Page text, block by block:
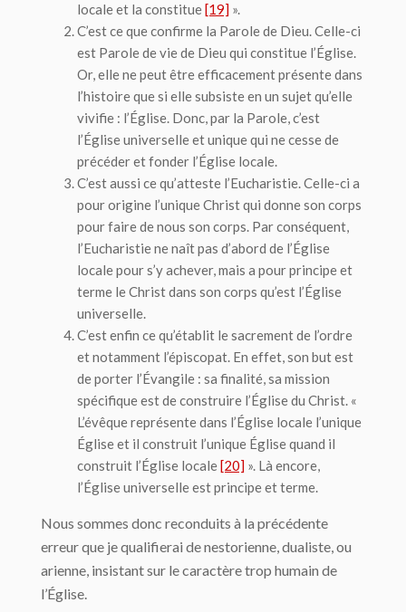
locale et la constitue[19] ».
C’est ce que confirme la Parole de Dieu. Celle-ci
est Parole de vie de Dieu qui constitue l’Église.
Or, elle ne peut être efficacement présente dans
l’histoire que si elle subsiste en un sujet qu’elle
vivifie : l’Église. Donc, par la Parole, c’est
l’Église universelle et unique qui ne cesse de
précéder et fonder l’Église locale.
C’est aussi ce qu’atteste l’Eucharistie. Celle-ci a
pour origine l’unique Christ qui donne son corps
pour faire de nous son corps. Par conséquent,
l’Eucharistie ne naît pas d’abord de l’Église
locale pour s’y achever, mais a pour principe et
terme le Christ dans son corps qu’est l’Église
universelle.
C’est enfin ce qu’établit le sacrement de l’ordre
et notamment l’épiscopat. En effet, son but est
de porter l’Évangile : sa finalité, sa mission
spécifique est de construire l’Église du Christ. «
L’évêque représente dans l’Église locale l’unique
Église et il construit l’unique Église quand il
construit l’Église locale[20] ». Là encore,
l’Église universelle est principe et terme.
Nous sommes donc reconduits à la précédente
erreur que je qualifierai de nestorienne, dualiste, ou
arienne, insistant sur le caractère trop humain de
l’Église.